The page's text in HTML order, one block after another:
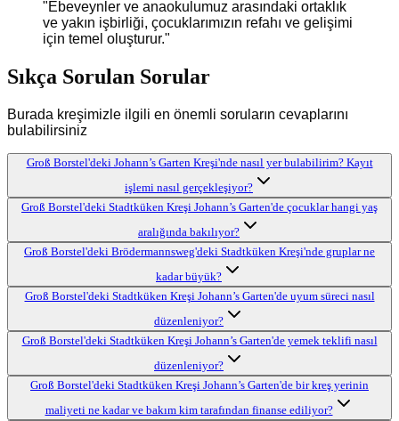
"Ebeveynler ve anaokulumuz arasındaki ortaklık
ve yakın işbirliği, çocuklarımızın refahı ve gelişimi
için temel oluşturur."
Sıkça Sorulan Sorular
Burada kreşimizle ilgili en önemli soruların cevaplarını
bulabilirsiniz
Groß Borstel'deki Johann’s Garten Kreşi'nde nasıl yer bulabilirim? Kayıt
işlemi nasıl gerçekleşiyor?
Groß Borstel'deki Stadtküken Kreşi Johann’s Garten'de çocuklar hangi yaş
aralığında bakılıyor?
Groß Borstel'deki Brödermannsweg'deki Stadtküken Kreşi'nde gruplar ne
kadar büyük?
Groß Borstel'deki Stadtküken Kreşi Johann’s Garten'de uyum süreci nasıl
düzenleniyor?
Groß Borstel'deki Stadtküken Kreşi Johann’s Garten'de yemek teklifi nasıl
düzenleniyor?
Groß Borstel'deki Stadtküken Kreşi Johann’s Garten'de bir kreş yerinin
maliyeti ne kadar ve bakım kim tarafından finanse ediliyor?